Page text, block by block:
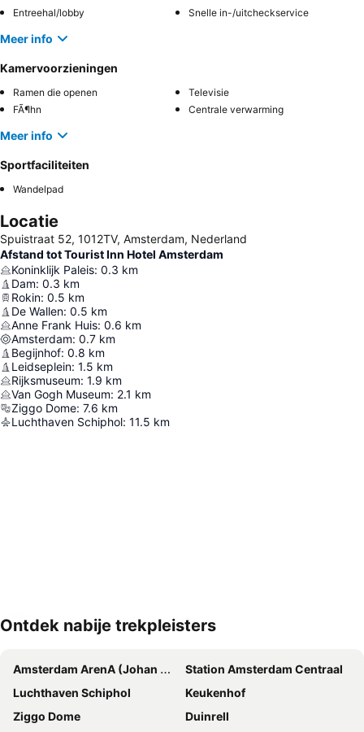
Entreehal/lobby
Snelle in-/uitcheckservice
Meer info
Kamervoorzieningen
Ramen die openen
Televisie
FÃ¶hn
Centrale verwarming
Meer info
Sportfaciliteiten
Wandelpad
Locatie
Spuistraat 52, 1012TV, Amsterdam, Nederland
Afstand tot Tourist Inn Hotel Amsterdam
Koninklijk Paleis: 0.3 km
Dam: 0.3 km
Rokin: 0.5 km
De Wallen: 0.5 km
Anne Frank Huis: 0.6 km
Amsterdam: 0.7 km
Begijnhof: 0.8 km
Leidseplein: 1.5 km
Rijksmuseum: 1.9 km
Van Gogh Museum: 2.1 km
Ziggo Dome: 7.6 km
Luchthaven Schiphol: 11.5 km
Kaart uitvouwen
Ontdek nabije trekpleisters
Amsterdam ArenA (Johan Cruijff ArenA)
Station Amsterdam Centraal
Luchthaven Schiphol
Keukenhof
Ziggo Dome
Duinrell